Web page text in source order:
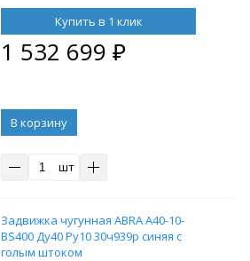
Купить в 1 клик
1 532 699 ₽
В корзину
шт
Задвижка чугунная ABRA A40-10-
BS400 Ду40 Ру10 30ч939р синяя с
голым штоком